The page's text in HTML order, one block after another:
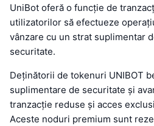
UniBot oferă o funcție de
utilizatorilor să efectueze
vânzare cu un strat suplimentar
securitate.
Deținătorii de tokenuri UNIBOT
suplimentare de securitate și
tranzacție reduse și acces
Aceste noduri premium sunt